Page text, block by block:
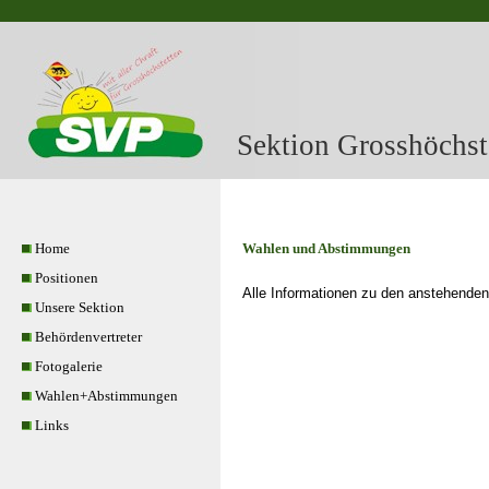
Sektion
Home
Positionen
Unsere Sektion
Behördenvertreter
Fotogalerie
Wahlen+Abstimmungen
Links
Wahlen und Abstimmungen
Alle Informationen zu den